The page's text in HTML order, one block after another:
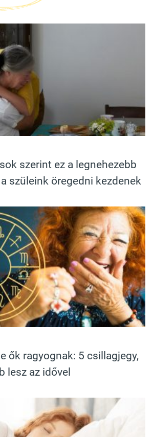
szerint ez a legnehezebb
szüleink öregedni kezdenek
ők ragyognak: 5 csillagjegy,
lesz az idővel